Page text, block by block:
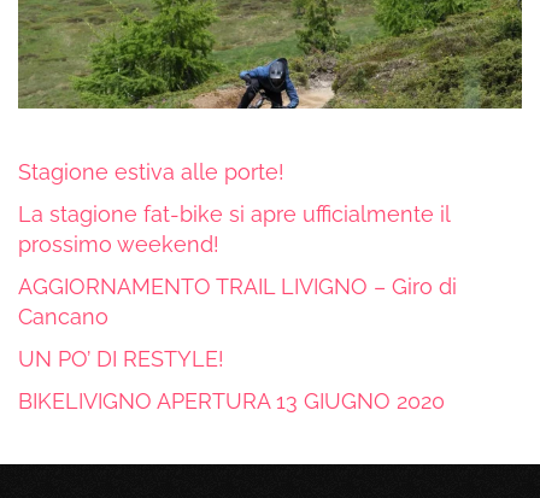
Stagione estiva alle porte!
La stagione fat-bike si apre ufficialmente il
prossimo weekend!
AGGIORNAMENTO TRAIL LIVIGNO – Giro di
Cancano
UN PO’ DI RESTYLE!
BIKELIVIGNO APERTURA 13 GIUGNO 2020